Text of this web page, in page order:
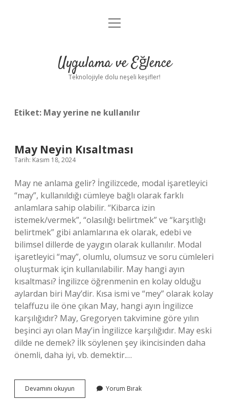
Anasayfa
Yasal Uyarı
menüyü
Uygulama ve Eğlence
Teknolojiyle dolu neşeli keşifler!
Etiket: May yerine ne kullanılır
May Neyin Kısaltması
Tarih: Kasım 18, 2024
May ne anlama gelir? İngilizcede, modal işaretleyici
“may”, kullanıldığı cümleye bağlı olarak farklı
anlamlara sahip olabilir. “Kibarca izin
istemek/vermek”, “olasılığı belirtmek” ve “karşıtlığı
belirtmek” gibi anlamlarına ek olarak, edebi ve
bilimsel dillerde de yaygın olarak kullanılır. Modal
işaretleyici “may”, olumlu, olumsuz ve soru cümleleri
oluşturmak için kullanılabilir. May hangi ayın
kısaltması? İngilizce öğrenmenin en kolay olduğu
aylardan biri May’dir. Kısa ismi ve “mey” olarak kolay
telaffuzu ile öne çıkan May, hangi ayın İngilizce
karşılığıdır? May, Gregoryen takvimine göre yılın
beşinci ayı olan May’in İngilizce karşılığıdır. May eski
dilde ne demek? İlk söylenen şey ikincisinden daha
önemli, daha iyi, vb. demektir.…
Devamını okuyun
Neyin
Yorum Bırak